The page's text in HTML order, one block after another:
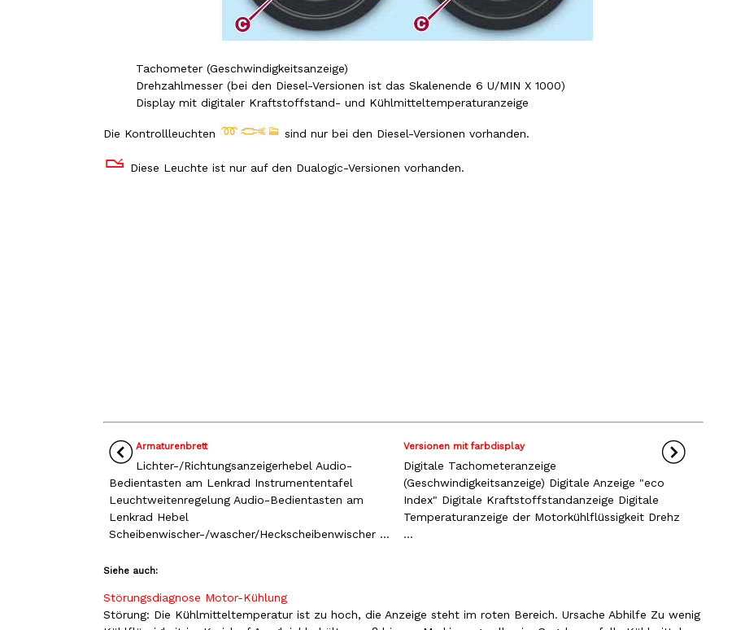
Tachometer (Geschwindigkeitsanzeige)
Drehzahlmesser (bei den Diesel-Versionen ist das Skalenende 6 U/MIN X 1000)
Display mit digitaler Kraftstoffstand- und Kühlmitteltemperaturanzeige
Die Kontrollleuchten sind nur bei den Diesel-Versionen vorhanden.
Diese Leuchte ist nur auf den Dualogic-Versionen vorhanden.
Armaturenbrett
Lichter-/Richtungsanzeigerhebel Audio-
Bedientasten am Lenkrad Instrumententafel
Leuchtweitenregelung Audio-Bedientasten am
Lenkrad Hebel
Scheibenwischer-/wascher/Heckscheibenwischer ...
Versionen mit farbdisplay
Digitale Tachometeranzeige
(Geschwindigkeitsanzeige) Digitale Anzeige "eco
Index" Digitale Kraftstoffstandanzeige Digitale
Temperaturanzeige der Motorkühlflüssigkeit Drehz
...
Siehe auch:
Störungsdiagnose Motor-Kühlung
Störung: Die Kühlmitteltemperatur ist zu hoch, die Anzeige steht im roten Bereich. Ursache Abhilfe Zu wenig